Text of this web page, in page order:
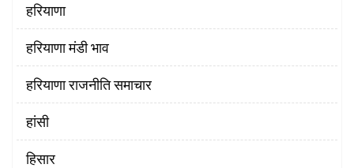
हरियाणा
हरियाणा मंडी भाव
हरियाणा राजनीति समाचार
हांसी
हिसार